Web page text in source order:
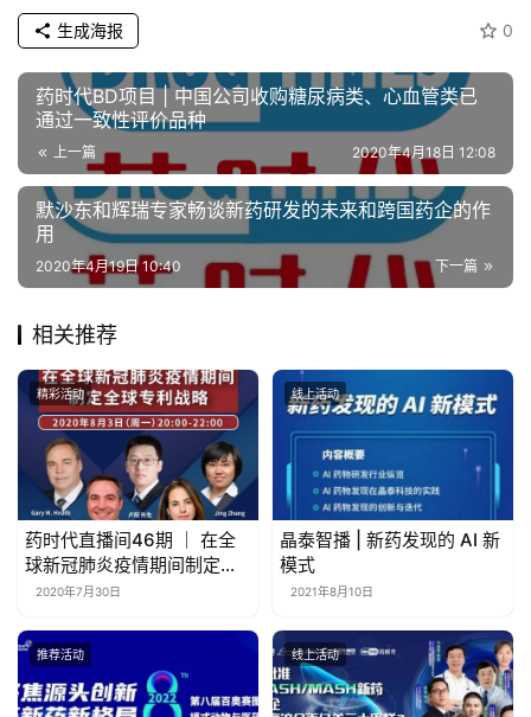
0
生成海报
药时代BD项目 | 中国公司收购糖尿病类、心血管类已
通过一致性评价品种
上一篇 2020年4月18日 12:08
默沙东和辉瑞专家畅谈新药研发的未来和跨国药企的作
用
下一篇
2020年4月19日 10:40
相关推荐
精彩活动
药时代直播间46期 ｜ 在全
球新冠肺炎疫情期间制定全
球专利战略​
2020年7月30日
线上活动
晶泰智播 | 新药发现的 AI 新
模式
2021年8月10日
推荐活动 线上活动